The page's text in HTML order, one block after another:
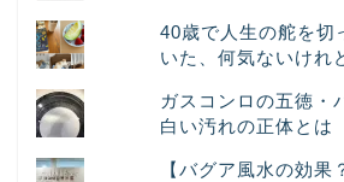
40歳で人生の舵を切
いた、何気ないけれ
ガスコンロの五徳・
白い汚れの正体とは
【バグア風水の効果